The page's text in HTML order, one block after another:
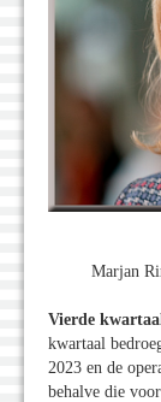
Marjan
Vierde
kwartaal
2023 en de
behalve die